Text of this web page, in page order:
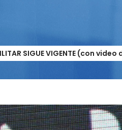
SIGUE VIGENTE (con